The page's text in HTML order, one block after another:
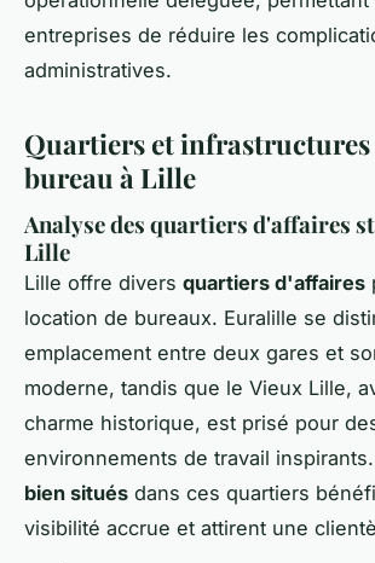
entreprises de réduire les
administratives.
Quartiers et
bureau à Lille
Analyse des quartiers d'affaires
Lille
Lille offre divers quartiers d'affaires
location de bureaux. Euralille se
emplacement entre deux gares et
moderne, tandis que le Vieux Lille,
charme historique, est prisé pour
environnements de travail
bien situés dans ces quartiers
visibilité accrue et attirent une